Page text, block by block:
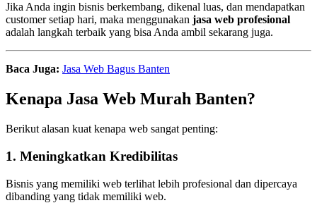
Jika Anda ingin bisnis berkembang, dikenal luas, dan mendapatkan
customer setiap hari, maka menggunakan jasa web profesional
adalah langkah terbaik yang bisa Anda ambil sekarang juga.
Baca Juga: Jasa Web Bagus Banten
Kenapa Jasa Web Murah Banten?
Berikut alasan kuat kenapa web sangat penting:
1. Meningkatkan Kredibilitas
Bisnis yang memiliki web terlihat lebih profesional dan dipercaya
dibanding yang tidak memiliki web.